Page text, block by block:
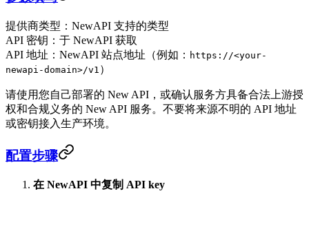
提供商类型：NewAPI 支持的类型
API 密钥：于 NewAPI 获取
API 地址：NewAPI 站点地址（例如： https://<your-
newapi-domain>/v1 ）
请使用您自己部署的 New API，或确认服务方具备合法上游授
权和合规义务的 New API 服务。不要将来源不明的 API 地址
或密钥接入生产环境。
配置步骤
在 NewAPI 中复制 API key